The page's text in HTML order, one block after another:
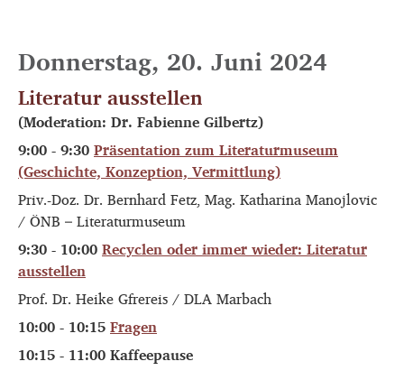
Donnerstag, 20. Juni 2024
Literatur ausstellen
(Moderation: Dr. Fabienne Gilbertz)
9:00 - 9:30Präsentation zum Literaturmuseum
(Geschichte, Konzeption, Vermittlung)
Priv.-Doz. Dr. Bernhard Fetz, Mag. Katharina Manojlovic
/ ÖNB – Literaturmuseum
9:30 - 10:00Recyclen oder immer wieder: Literatur
ausstellen
Prof. Dr. Heike Gfrereis / DLA Marbach
10:00 - 10:15Fragen
10:15 - 11:00 Kaffeepause